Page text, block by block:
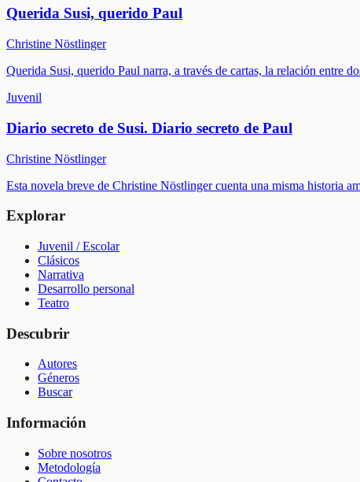
Querida Susi, querido Paul
Christine Nöstlinger
Querida Susi, querido Paul narra, a través de cartas, la relación entre
Juvenil
Diario secreto de Susi. Diario secreto de Paul
Christine Nöstlinger
Esta novela breve de Christine Nöstlinger cuenta una misma historia
Explorar
Juvenil / Escolar
Clásicos
Narrativa
Desarrollo personal
Teatro
Descubrir
Autores
Géneros
Buscar
Información
Sobre nosotros
Metodología